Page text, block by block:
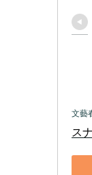
文藝
ス